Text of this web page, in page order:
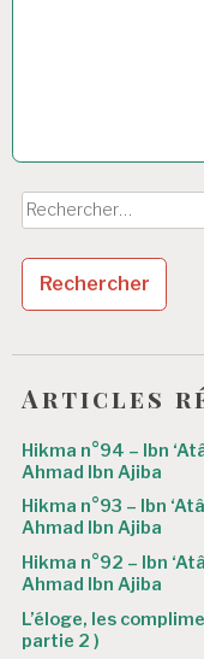
Rechercher :
Articles
Hikma n°94 – Ibn
Ahmad Ibn Ajiba
Hikma n°93 – Ibn
Ahmad Ibn Ajiba
Hikma n°92 – Ibn
Ahmad Ibn Ajiba
L’éloge, les
partie 2 )